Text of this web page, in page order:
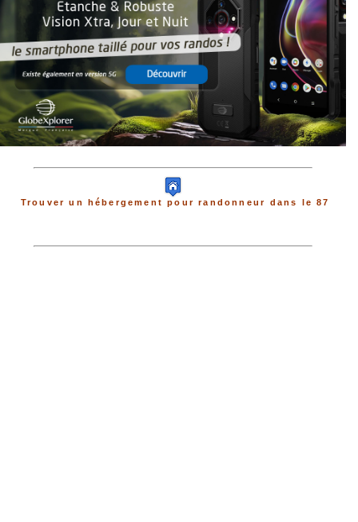
Trouver un hébergement pour randonneur dans le 87